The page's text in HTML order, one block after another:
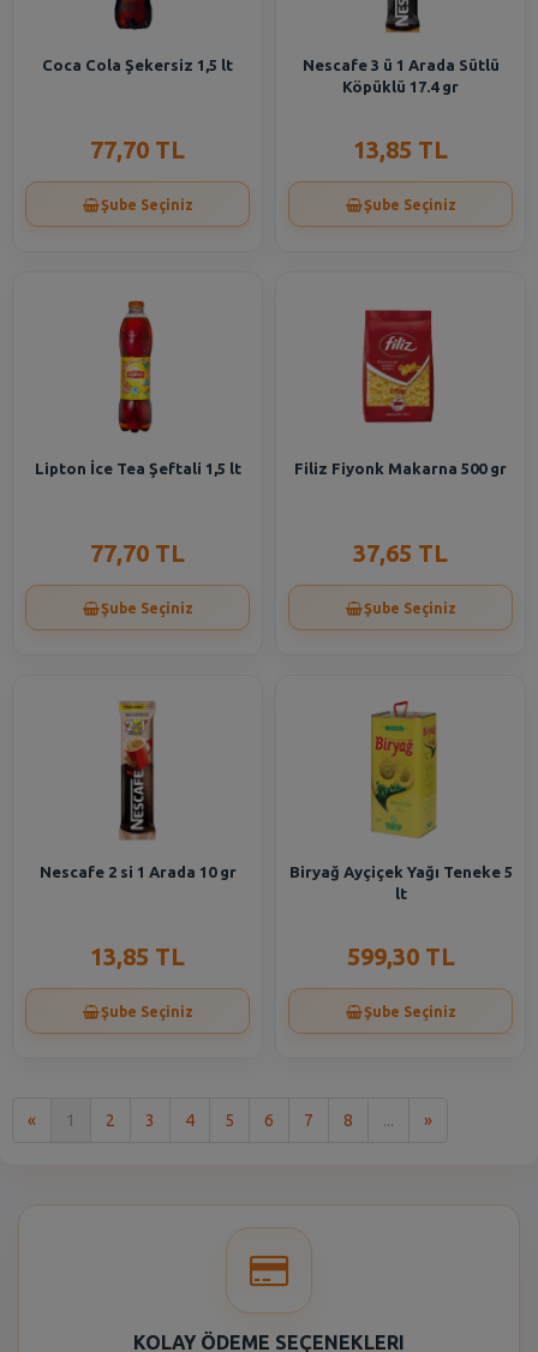
Coca Cola Şekersiz 1,5 lt
77,70 TL
Şube Seçiniz
Nescafe 3 ü 1 Arada Sütlü
Köpüklü 17.4 gr
13,85 TL
Şube Seçiniz
Lipton İce Tea Şeftali 1,5 lt
77,70 TL
Şube Seçiniz
Filiz Fiyonk Makarna 500 gr
37,65 TL
Şube Seçiniz
Nescafe 2 si 1 Arada 10 gr
13,85 TL
Şube Seçiniz
Biryağ Ayçiçek Yağı Teneke 5
lt
599,30 TL
Şube Seçiniz
« 1 2 3 4 5 6 7 8 ... »Son
KOLAY ÖDEME SEÇENEKLERI